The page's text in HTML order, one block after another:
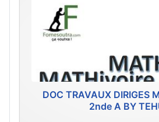
DOC TRAVAUX DIRIGES
2nde A BY